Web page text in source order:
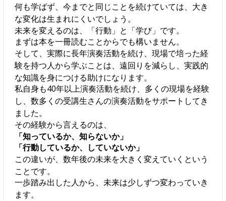
何も学ばず、今までと同じことを続けていては、大き
な変化は生まれにくいでしょう。
未来を変えるのは、「行動」と「学び」です。
まずは本を一冊読むことからでも構いません。
そして、実際に長年演奏活動を続け、現場で培った経
験を持つ人から学ぶことは、遠回りを減らし、実践的
な知識を身につける助けになります。
私自身も40年以上演奏活動を続け、多くの現場を経験
し、数多くの受講生さんの演奏活動をサポートしてき
ました。
その経験から言えるのは、
「知っているか、知らないか」
「行動しているか、していないか」
この違いが、数年後の未来を大きく変えていくという
ことです。
一歩踏み出した人から、未来は少しずつ変わっていき
ます。